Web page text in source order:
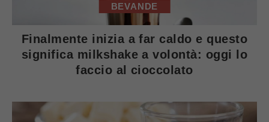
BEVANDE
Finalmente inizia a far caldo e questo
significa milkshake a volontà: oggi lo
faccio al cioccolato